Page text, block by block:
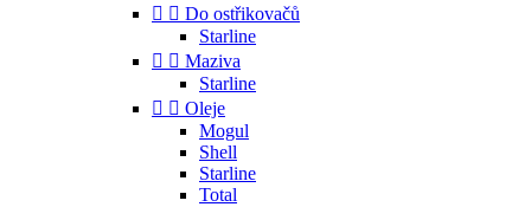
  Do ostřikovačů
Starline
  Maziva
Starline
  Oleje
Mogul
Shell
Starline
Total